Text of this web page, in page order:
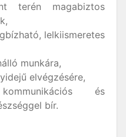
terén magabiztos
lelkiismeretes
munkára,
elvégzésére,
és
bír.